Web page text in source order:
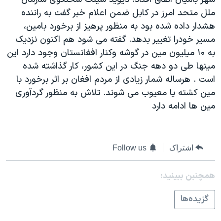
فرهنگ و زندگی
حقوق شهروندی
اقتصادی
علم و فناوری
اسرائیل در جنگ
گالری عکس
مستندها
انتخابات ریاست جمهوری آمریکا ۲۰۲۴
حمله جمهوری اسلامی به اسرائیل
رمز مهسا
ورزش زنان در ایران
اعتراضات زن، زندگی، آزادی
دادگاه حمید نوری
اعتراضات مردمی آبان ۹۸
دنبال کنید
زبانهای مختلف
ملل متحد امرز در کابل ضمن اعلام خبر گفت به راننده
هشدار داده شده بود به منظور پرهيز از برخورد بامين،
مسير خودرا تغيير بدهد. گفته می شود هم اکنون نزديک
به ۱۰ ميليون مين در گوشه وکنار افغانستان وجود دارد اين
مينها طی دو دهه جنگ در اين کشور، کار گذاشته شده
است . هرساله شمار زيادی از مردم افغان بر اثر برخورد با
مين کشته يا معيوب می شوند. تلاش به منظور گردآوری
مين ها ادامه دارد
اشتراک Follow us
همچنبن ببینید:
گزيده‌ها